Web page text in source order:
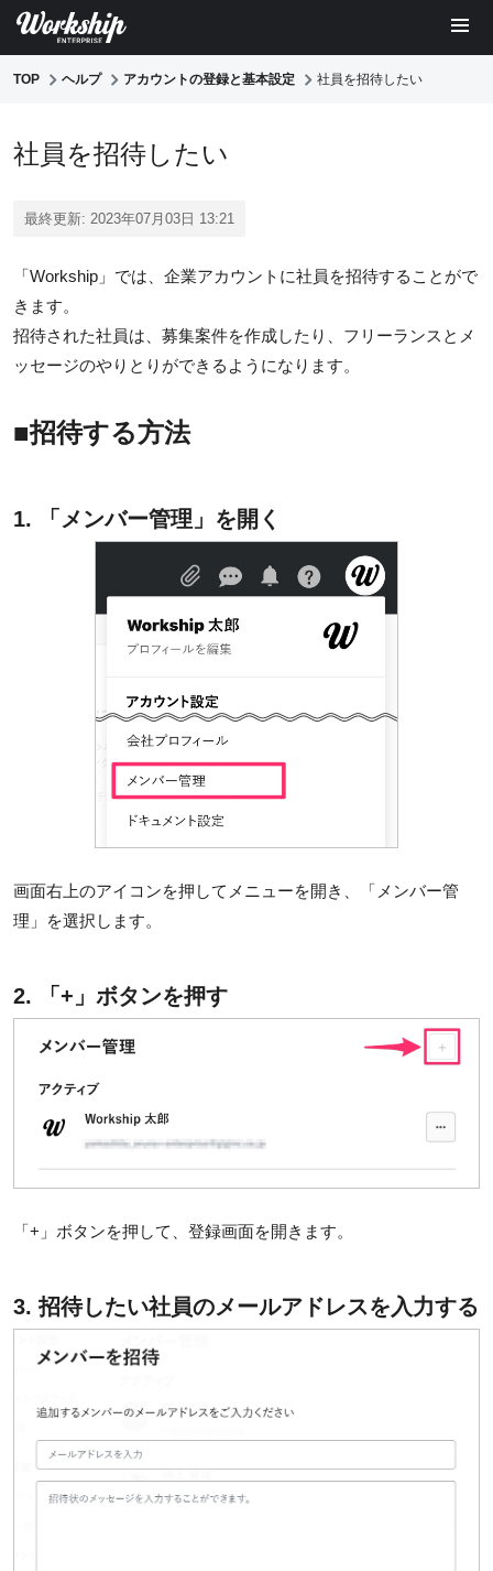
TOP ヘルプ アカウントの登録と基本設定 社員を招待したい
社員を招待したい
最終更新: 2023年07月03日 13:21
「Workship」では、企業アカウントに社員を招待することがで
きます。
招待された社員は、募集案件を作成したり、フリーランスとメ
ッセージのやりとりができるようになります。
■招待する方法
1. 「メンバー管理」を開く
画面右上のアイコンを押してメニューを開き、「メンバー管
理」を選択します。
2. 「+」ボタンを押す
「+」ボタンを押して、登録画面を開きます。
3. 招待したい社員のメールアドレスを入力する